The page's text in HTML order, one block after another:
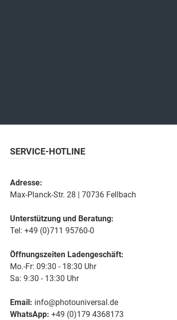
SERVICE-HOTLINE
Adresse:
Max-Planck-Str. 28 | 70736 Fellbach
Unterstützung und Beratung:
Tel: +49 (0)711 95760-0
Öffnungszeiten Ladengeschäft:
Mo.-Fr: 09:30 - 18:30 Uhr
Sa: 9:30 - 13:30 Uhr
Email: info@photouniversal.de
WhatsApp: +49 (0)179 4368173